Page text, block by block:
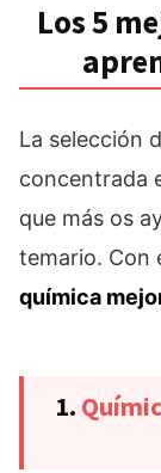
Los 5
La selección
concentrada
que más os
temario. Con
química
1.